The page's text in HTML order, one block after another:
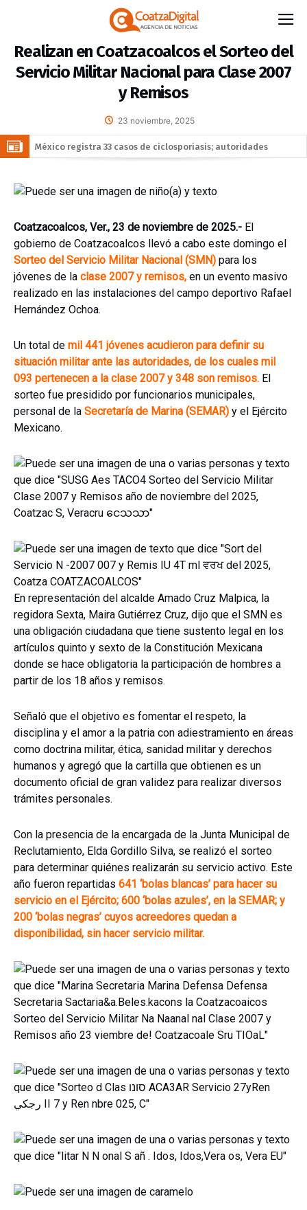
Realizan en Coatzacoalcos el Sorteo del
Servicio Militar Nacional para Clase 2007
y Remisos
23 noviembre, 2025
México y Perú restablecen relaciones diplomáticas tras cuatro
Brigada de Servicios Gratuitos del DIF a habitantes de Las
DiCaprio y Bezos encabezan fondo multimillonario para la
desaparición de los 43 estudiantes de Ayotzinapa
Coatzacoalcos, Ver., 23 de noviembre de 2025.- El
gobierno de Coatzacoalcos llevó a cabo este domingo el
Sorteo del Servicio Militar Nacional (SMN) para los
jóvenes de la clase 2007 y remisos, en un evento masivo
realizado en las instalaciones del campo deportivo Rafael
Hernández Ochoa.
Un total de mil 441 jóvenes acudieron para definir su
situación militar ante las autoridades, de los cuales mil
093 pertenecen a la clase 2007 y 348 son remisos. El
sorteo fue presidido por funcionarios municipales,
personal de la Secretaría de Marina (SEMAR) y el Ejército
Mexicano.
En representación del alcalde Amado Cruz Malpica, la
regidora Sexta, Maira Gutiérrez Cruz, dijo que el SMN es
una obligación ciudadana que tiene sustento legal en los
artículos quinto y sexto de la Constitución Mexicana
donde se hace obligatoria la participación de hombres a
partir de los 18 años y remisos.
Señaló que el objetivo es fomentar el respeto, la
disciplina y el amor a la patria con adiestramiento en áreas
como doctrina militar, ética, sanidad militar y derechos
humanos y agregó que la cartilla que obtienen es un
documento oficial de gran validez para realizar diversos
trámites personales.
Con la presencia de la encargada de la Junta Municipal de
Reclutamiento, Elda Gordillo Silva, se realizó el sorteo
para determinar quiénes realizarán su servicio activo. Este
año fueron repartidas 641 ‘bolas blancas’ para hacer su
servicio en el Ejército; 600 ‘bolas azules’, en la SEMAR; y
200 ‘bolas negras’ cuyos acreedores quedan a
disponibilidad, sin hacer servicio militar.